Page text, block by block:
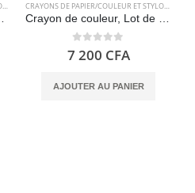
CRAYONS DE PAPIER/COULEUR ET STYLOS, FOURNITURES SCOLAIRES
– Amazon Basics
CRAYONS DE PAPIER/COULEUR ET STYLOS,
Crayon de couleur, Lot de 24 crayons de couleur – BIC Kids Evolution ECOlutions
0 out of 5
7 200 CFA
AJOUTER AU PANIER